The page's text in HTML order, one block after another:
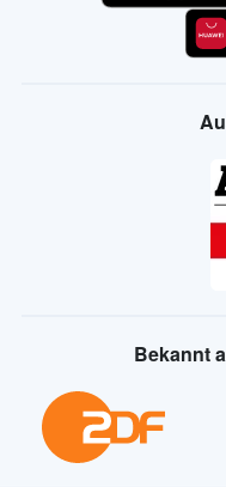
Bekannt